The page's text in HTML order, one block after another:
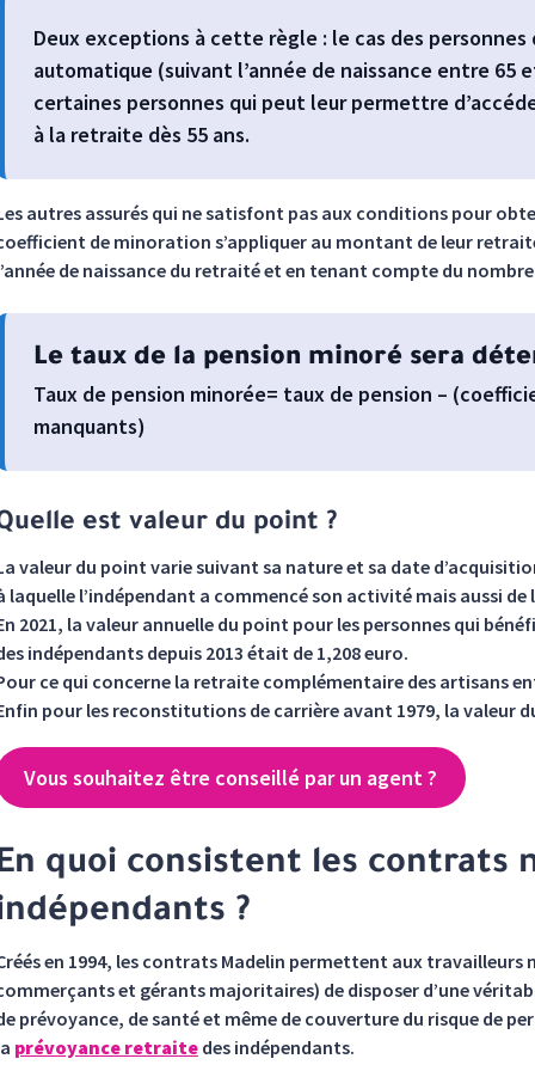
Deux exceptions à cette règle : le cas des
automatique (suivant l’année de naissance entre 65
certaines personnes qui peut leur permettre
à la retraite dès 55 ans.
autres assurés qui ne satisfont pas aux conditions pour
de minoration s’appliquer au montant de leur
de naissance du retraité et en tenant compte du
Le taux de la pension minoré sera
Taux de pension minorée= taux de pension –
manquants)
est valeur du point ?
valeur du point varie suivant sa nature et sa date
laquelle l’indépendant a commencé son activité mais aussi de
2021, la valeur annuelle du point pour les personnes qui
indépendants depuis 2013 était de 1,208 euro.
ce qui concerne la retraite complémentaire des artisans
pour les reconstitutions de carrière avant 1979, la valeur
Vous souhaitez être conseillé par un agent ?
quoi consistent les contrats
?
en 1994, les contrats Madelin permettent aux
et gérants majoritaires) de disposer d’une
prévoyance, de santé et même de couverture du risque de
prévoyance retraite des indépendants.